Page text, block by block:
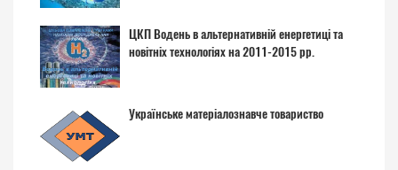
ЦКП Водень в альтернативній енергетиці та
новітніх технологіях на 2011-2015 рр.
Українське матеріалознавче товариство